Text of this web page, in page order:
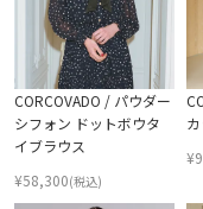
CORCOVADO / パウダー
シフォン ドットボウタ
イブラウス
¥58,300(税込)
¥